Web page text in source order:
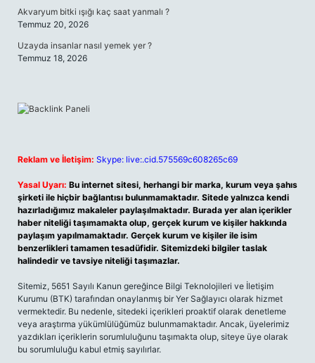
Akvaryum bitki ışığı kaç saat yanmalı ?
Temmuz 20, 2026
Uzayda insanlar nasıl yemek yer ?
Temmuz 18, 2026
Reklam ve İletişim: Skype: live:.cid.575569c608265c69
Yasal Uyarı: Bu internet sitesi, herhangi bir marka, kurum veya şahıs
şirketi ile hiçbir bağlantısı bulunmamaktadır. Sitede yalnızca kendi
hazırladığımız makaleler paylaşılmaktadır. Burada yer alan içerikler
haber niteliği taşımamakta olup, gerçek kurum ve kişiler hakkında
paylaşım yapılmamaktadır. Gerçek kurum ve kişiler ile isim
benzerlikleri tamamen tesadüfidir. Sitemizdeki bilgiler taslak
halindedir ve tavsiye niteliği taşımazlar.
Sitemiz, 5651 Sayılı Kanun gereğince Bilgi Teknolojileri ve İletişim
Kurumu (BTK) tarafından onaylanmış bir Yer Sağlayıcı olarak hizmet
vermektedir. Bu nedenle, sitedeki içerikleri proaktif olarak denetleme
veya araştırma yükümlülüğümüz bulunmamaktadır. Ancak, üyelerimiz
yazdıkları içeriklerin sorumluluğunu taşımakta olup, siteye üye olarak
bu sorumluluğu kabul etmiş sayılırlar.